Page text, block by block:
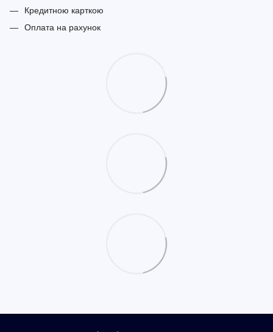
Кредитною карткою
Оплата на рахунок